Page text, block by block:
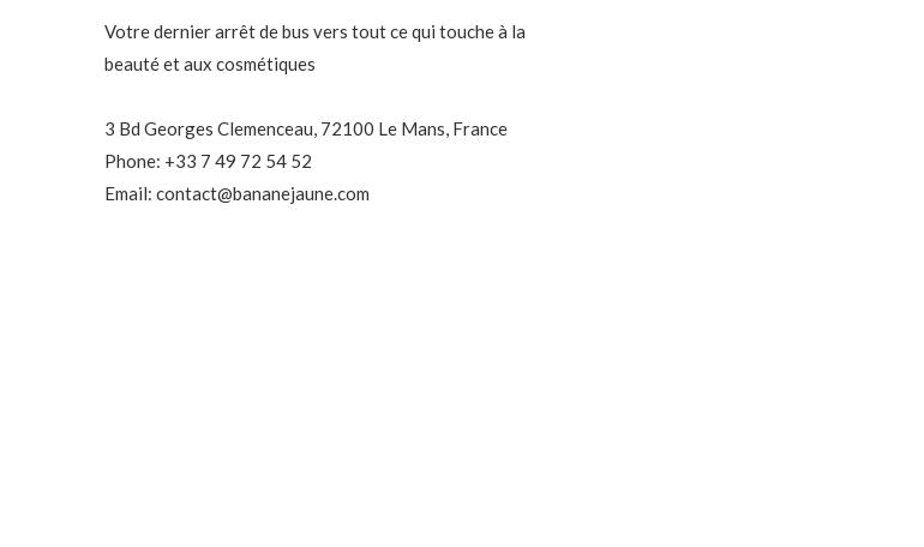
Votre dernier arrêt de bus vers tout ce qui touche à la
beauté et aux cosmétiques
3 Bd Georges Clemenceau, 72100 Le Mans, France
Phone: +33 7 49 72 54 52
Email: contact@bananejaune.com